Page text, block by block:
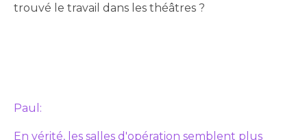
trouvé le travail dans les théâtres ?
Paul:
En vérité, les salles d'opération semblent plus